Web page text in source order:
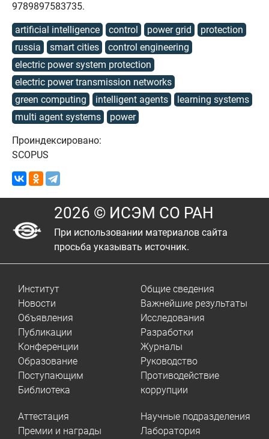
9789897583735.
artificial intelligence control power grid
protection
russia
smart cities
control engineering
electric power system protection
electric power transmission networks
green computing
intelligent agents
learning systems
multi agent systems
power
Проиндексировано:
SCOPUS
2026 © ИСЭМ СО РАН
При использовании материалов сайта
просьба указывать источник.
Институт
Новости
Объявления
Публикации
Конференции
Образование
Поступающим
Библиотека
Общие сведения
Важнейшие результаты
Исследования
Разработки
Журналы
Руководство
Противодействие
коррупции
Аттестация
Премии и награды
Научные подразделения
Лаборатория